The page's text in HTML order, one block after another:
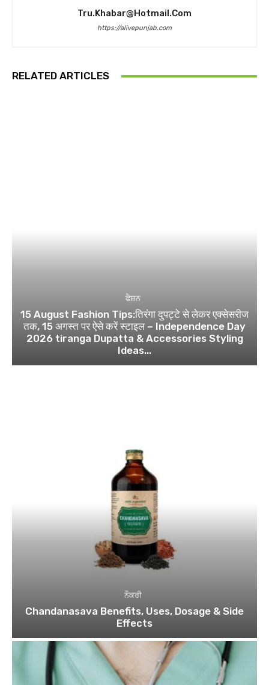
Tru.khabar@hotmail.com
https://alivepunjab.com
RELATED ARTICLES
ਫੈਸ਼ਨ
15 August Fashion Tips:तिरंगा दुपट्टे से लेकर एक्सेसरीज
तक, 15 अगस्त पर ऐसे करें स्टाइल – Independence Day
2026 tiranga Dupatta & Accessories Styling
Ideas...
ਨੌਕਰੀ
Chandanasava Benefits, Uses, Dosage & Side
Effects